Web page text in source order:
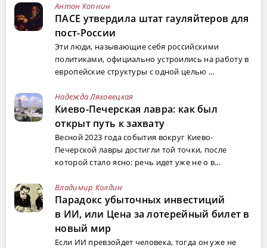
Антон Копнин
ПАСЕ утвердила штат гауляйтеров для
пост-России
Эти люди, называющие себя российскими
политиками, официально устроились на работу в
европейские структуры с одной целью ...
Надежда Ляховецкая
Киево-Печерская лавра: как был
открыт путь к захвату
Весной 2023 года события вокруг Киево-
Печерской лавры достигли той точки, после
которой стало ясно: речь идет уже не о в...
Владимир Колдин
Парадокс убыточных инвестиций
в ИИ, или Цена за лотерейный билет в
новый мир
Если ИИ превзойдет человека, тогда он уже не